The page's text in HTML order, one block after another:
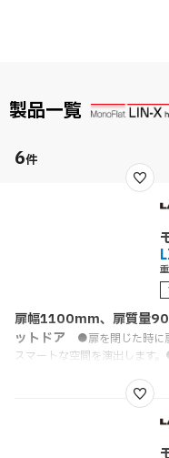
製品一覧
6件
扉幅1100mm、扉質量
ットドア
●扉を閉じた時に
スマートな空間を演出します
も通行可能です。●床面にレ
な部品構成で施工時間を大幅
を受賞しました。●2017年度
が新しく加わりました。●モ